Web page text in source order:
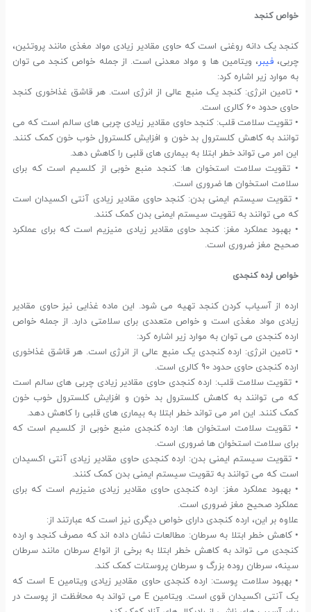
خواص کنجد
کنجد یک دانه روغنی است که حاوی مقادیر زیادی مواد مغذی مانند پروتئین،
چربی، فیبر، ویتامین ها و مواد معدنی است. از جمله خواص کنجد می توان
به موارد زیر اشاره کرد:
• تامین انرژی: کنجد یک منبع عالی از انرژی است. هر قاشق غذاخوری کنجد
حاوی حدود 60 کالری است.
• تقویت سلامت قلب: کنجد حاوی مقادیر زیادی چربی های سالم است که می
توانند به کاهش کلسترول بد خون و افزایش کلسترول خوب خون کمک کنند.
این امر می تواند خطر ابتلا به بیماری های قلبی را کاهش دهد.
• تقویت سلامت استخوان ها: کنجد منبع خوبی از کلسیم است که برای
سلامت استخوان ها ضروری است.
• تقویت سیستم ایمنی بدن: کنجد حاوی مقادیر زیادی آنتی اکسیدان است
که می توانند به تقویت سیستم ایمنی بدن کمک کنند.
• بهبود عملکرد مغز: کنجد حاوی مقادیر زیادی منیزیم است که برای عملکرد
صحیح مغز ضروری است.
خواص ارده کنجدی
ارده از آسیاب کردن کنجد تهیه می شود. این ماده غذایی نیز حاوی مقادیر
زیادی مواد مغذی است و خواص متعددی برای سلامتی دارد. از جمله خواص
ارده کنجدی می توان به موارد زیر اشاره کرد:
• تامین انرژی: ارده کنجدی یک منبع عالی از انرژی است. هر قاشق غذاخوری
ارده کنجدی حاوی حدود 90 کالری است.
• تقویت سلامت قلب: ارده کنجدی حاوی مقادیر زیادی چربی های سالم است
که می توانند به کاهش کلسترول بد خون و افزایش کلسترول خوب خون
کمک کنند. این امر می تواند خطر ابتلا به بیماری های قلبی را کاهش دهد.
• تقویت سلامت استخوان ها: ارده کنجدی منبع خوبی از کلسیم است که
برای سلامت استخوان ها ضروری است.
• تقویت سیستم ایمنی بدن: ارده کنجدی حاوی مقادیر زیادی آنتی اکسیدان
است که می توانند به تقویت سیستم ایمنی بدن کمک کنند.
• بهبود عملکرد مغز: ارده کنجدی حاوی مقادیر زیادی منیزیم است که برای
عملکرد صحیح مغز ضروری است.
علاوه بر این، ارده کنجدی دارای خواص دیگری نیز است که عبارتند از:
• کاهش خطر ابتلا به سرطان: مطالعات نشان داده اند که مصرف کنجد و ارده
کنجدی می تواند به کاهش خطر ابتلا به برخی از انواع سرطان مانند سرطان
سینه، سرطان روده بزرگ و سرطان پروستات کمک کند.
• بهبود سلامت پوست: ارده کنجدی حاوی مقادیر زیادی ویتامین E است که
یک آنتی اکسیدان قوی است. ویتامین E می تواند به محافظت از پوست در